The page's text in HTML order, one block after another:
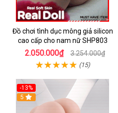
Đồ chơi tình dục mông giả silicon
cao cấp cho nam nữ SHP803
2.050.000₫ 3.254.000₫
(15)
-13%
5